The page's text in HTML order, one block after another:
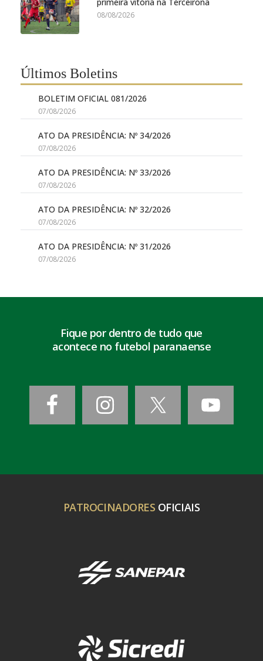
08/08/2026
Últimos Boletins
BOLETIM OFICIAL 081/2026
07/08/2026
ATO DA PRESIDÊNCIA: Nº 34/2026
07/08/2026
ATO DA PRESIDÊNCIA: Nº 33/2026
07/08/2026
ATO DA PRESIDÊNCIA: Nº 32/2026
07/08/2026
ATO DA PRESIDÊNCIA: Nº 31/2026
07/08/2026
Fique por dentro de tudo que
acontece no futebol paranaense
PATROCINADORES OFICIAIS